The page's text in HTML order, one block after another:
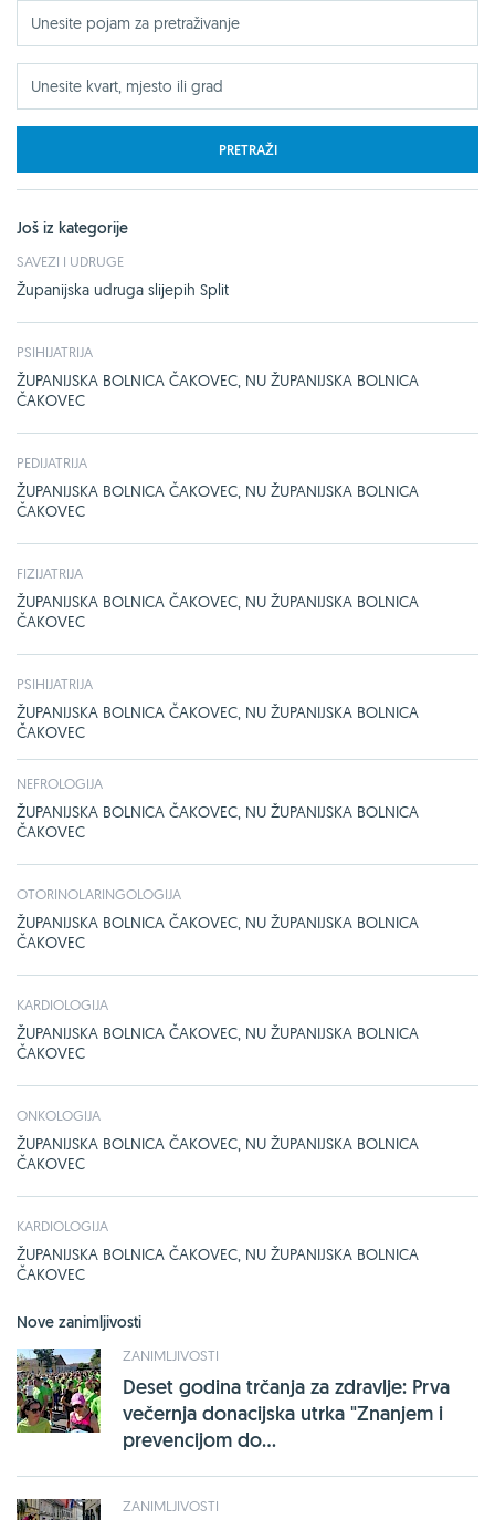
PRETRAŽI
Još iz kategorije
SAVEZI I UDRUGE
Županijska udruga slijepih Split
PSIHIJATRIJA
ŽUPANIJSKA BOLNICA ČAKOVEC, NU ŽUPANIJSKA BOLNICA
ČAKOVEC
PEDIJATRIJA
ŽUPANIJSKA BOLNICA ČAKOVEC, NU ŽUPANIJSKA BOLNICA
ČAKOVEC
FIZIJATRIJA
ŽUPANIJSKA BOLNICA ČAKOVEC, NU ŽUPANIJSKA BOLNICA
ČAKOVEC
PSIHIJATRIJA
ŽUPANIJSKA BOLNICA ČAKOVEC, NU ŽUPANIJSKA BOLNICA
ČAKOVEC
NEFROLOGIJA
ŽUPANIJSKA BOLNICA ČAKOVEC, NU ŽUPANIJSKA BOLNICA
ČAKOVEC
OTORINOLARINGOLOGIJA
ŽUPANIJSKA BOLNICA ČAKOVEC, NU ŽUPANIJSKA BOLNICA
ČAKOVEC
KARDIOLOGIJA
ŽUPANIJSKA BOLNICA ČAKOVEC, NU ŽUPANIJSKA BOLNICA
ČAKOVEC
ONKOLOGIJA
ŽUPANIJSKA BOLNICA ČAKOVEC, NU ŽUPANIJSKA BOLNICA
ČAKOVEC
KARDIOLOGIJA
ŽUPANIJSKA BOLNICA ČAKOVEC, NU ŽUPANIJSKA BOLNICA
ČAKOVEC
Nove zanimljivosti
ZANIMLJIVOSTI
Deset godina trčanja za zdravlje: Prva
večernja donacijska utrka "Znanjem i
prevencijom do...
ZANIMLJIVOSTI